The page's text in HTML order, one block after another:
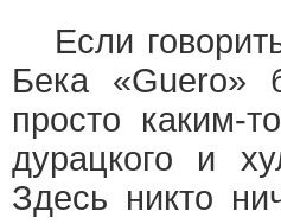
Если
Бека «Guero»
просто каким-
дурацкого и
Здесь никто